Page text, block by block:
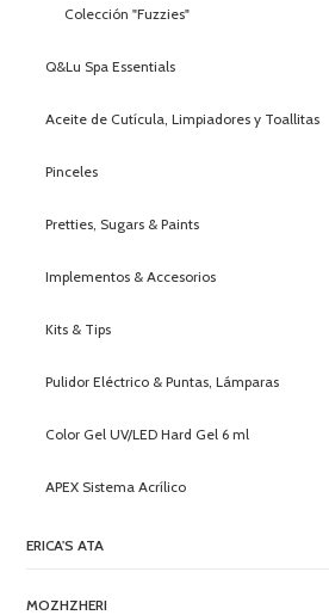
Colección "Fuzzies"
Q&Lu Spa Essentials
Aceite de Cutícula, Limpiadores y Toallitas
Pinceles
Pretties, Sugars & Paints
Implementos & Accesorios
Kits & Tips
Pulidor Eléctrico & Puntas, Lámparas
Color Gel UV/LED Hard Gel 6 ml
APEX Sistema Acrílico
ERICA'S ATA
MOZHZHERI